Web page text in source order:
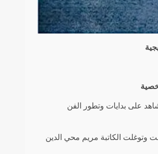
على بدايات وتطور الفن
وتوغلت الكاتبة مريم محي الدين